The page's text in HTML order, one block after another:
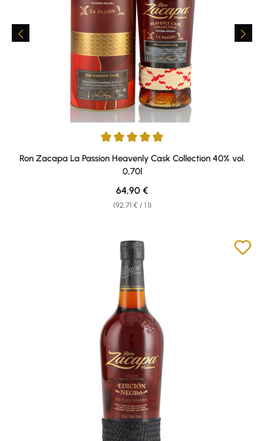
Average rating of 5 out of 5 stars
Ron Zacapa La Passion Heavenly Cask Collection 40% vol.
0,70l
(92,71 € / 1 l)
Regular price:
64,90 €